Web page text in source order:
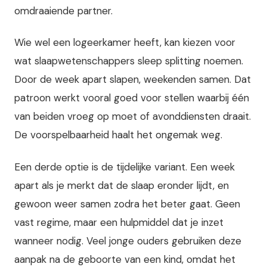
omdraaiende partner.
Wie wel een logeerkamer heeft, kan kiezen voor
wat slaapwetenschappers sleep splitting noemen.
Door de week apart slapen, weekenden samen. Dat
patroon werkt vooral goed voor stellen waarbij één
van beiden vroeg op moet of avonddiensten draait.
De voorspelbaarheid haalt het ongemak weg.
Een derde optie is de tijdelijke variant. Een week
apart als je merkt dat de slaap eronder lijdt, en
gewoon weer samen zodra het beter gaat. Geen
vast regime, maar een hulpmiddel dat je inzet
wanneer nodig. Veel jonge ouders gebruiken deze
aanpak na de geboorte van een kind, omdat het